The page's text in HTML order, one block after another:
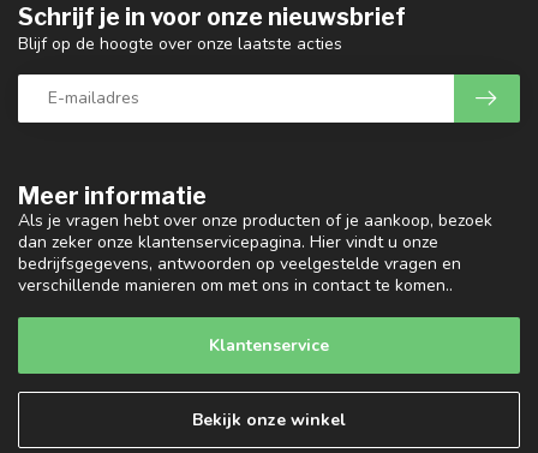
Meer informatie
Als je vragen hebt over onze producten of je aankoop, bezoek
dan zeker onze klantenservicepagina. Hier vindt u onze
bedrijfsgegevens, antwoorden op veelgestelde vragen en
verschillende manieren om met ons in contact te komen..
Klantenservice
Bekijk onze winkel
Schrijf je in voor onze nieuwsbrief
Blijf op de hoogte over onze laatste acties